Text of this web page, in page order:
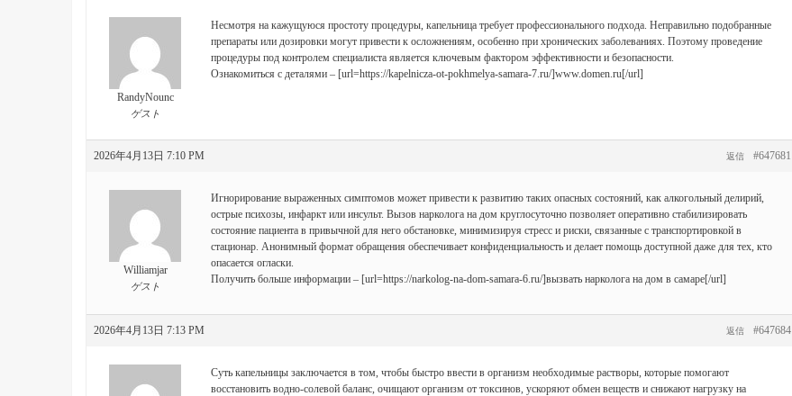
RandyNounc
ゲスト
Несмотря на кажущуюся простоту процедуры, капельница требует профессионального подхода. Неправильно подобранные
препараты или дозировки могут привести к осложнениям, особенно при хронических заболеваниях. Поэтому проведение
процедуры под контролем специалиста является ключевым фактором эффективности и безопасности.
Ознакомиться с деталями – [url=https://kapelnicza-ot-pokhmelya-samara-7.ru/]www.domen.ru[/url]
2026年4月13日 7:10 PM #647681
返信
Williamjar
ゲスト
Игнорирование выраженных симптомов может привести к развитию таких опасных состояний, как алкогольный делирий,
острые психозы, инфаркт или инсульт. Вызов нарколога на дом круглосуточно позволяет оперативно стабилизировать
состояние пациента в привычной для него обстановке, минимизируя стресс и риски, связанные с транспортировкой в
стационар. Анонимный формат обращения обеспечивает конфиденциальность и делает помощь доступной даже для тех, кто
опасается огласки.
Получить больше информации – [url=https://narkolog-na-dom-samara-6.ru/]вызвать нарколога на дом в самаре[/url]
2026年4月13日 7:13 PM #647684
返信
Суть капельницы заключается в том, чтобы быстро ввести в организм необходимые растворы, которые помогают
восстановить водно-солевой баланс, очищают организм от токсинов, ускоряют обмен веществ и снижают нагрузку на